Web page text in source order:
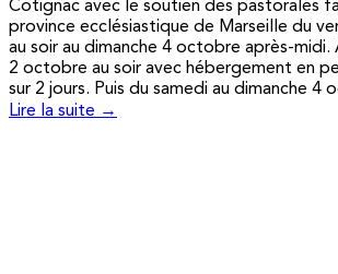
Cotignac avec le soutien des pastorales
province ecclésiastique de Marseille du
au soir au dimanche 4 octobre après-midi.
2 octobre au soir avec hébergement en
sur 2 jours. Puis du samedi au dimanche 4
Lire la suite →